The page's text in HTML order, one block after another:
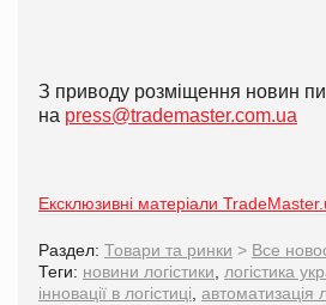
З приводу розміщення новин
на press@trademaster.com.ua
Ексклюзивні матеріали
Раздел: Товари та ринки > Все
Теги: новини логістики логістика
інновації в логістиці автоматизація